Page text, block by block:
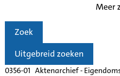
Meer
Zoek
Uitgebreid zoeken
0356-01 Aktenarchief -